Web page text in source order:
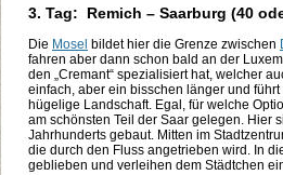
3. Tag: Remich – Saarburg (40
Die Mosel bildet hier die Grenze zwischen
fahren aber dann schon bald an der
den „Cremant“ spezialisiert hat, welcher
einfach, aber ein bisschen länger und
hügelige Landschaft. Egal, für welche
am schönsten Teil der Saar gelegen. Hier
Jahrhunderts gebaut. Mitten im
die durch den Fluss angetrieben wird. In
geblieben und verleihen dem Städtchen